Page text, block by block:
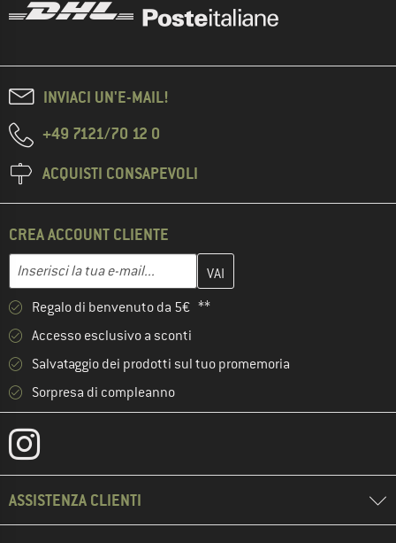
INVIACI UN'E-MAIL!
+49 7121/70 12 0
ACQUISTI CONSAPEVOLI
CREA ACCOUNT CLIENTE
Indirizzo e-mail
Inserisci qui il tuo indirizzo e-mail e crea il tuo account cliente
Regalo di benvenuto da 5€ **
Accesso esclusivo a sconti
Salvataggio dei prodotti sul tuo promemoria
Sorpresa di compleanno
ASSISTENZA CLIENTI